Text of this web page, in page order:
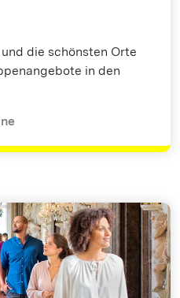
die schönsten Orte
in den